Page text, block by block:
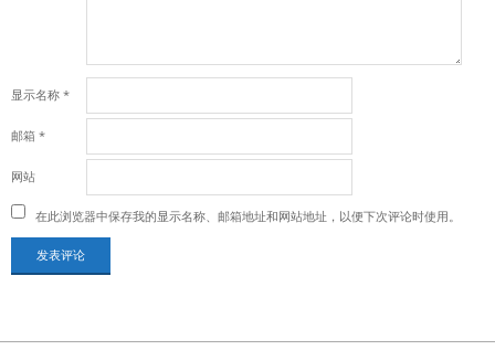
显示名称 *
邮箱 *
网站
在此浏览器中保存我的显示名称、邮箱地址和网站地址，以便下次评论时使用。